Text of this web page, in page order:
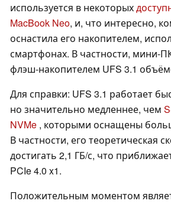
используется в некоторых
MacBook Neo, и, что интересно,
оснастила его накопителем,
смартфонах. В частности, мини-
флэш-накопителем UFS 3.1
Для справки: UFS 3.1 работает
но значительно медленнее, чем
NVMe , которыми оснащены
В частности, его теоретическая
достигать 2,1 ГБ/с, что
PCIe 4.0 x1.
Положительным моментом